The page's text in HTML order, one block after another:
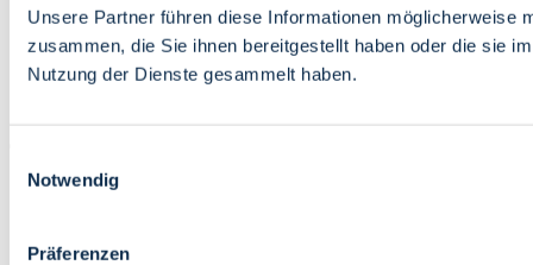
Unsere Partner führen diese Informationen möglicherweise
zusammen, die Sie ihnen bereitgestellt haben oder die sie
Nutzung der Dienste gesammelt haben.
Notwendig
Präferenzen
State of Bremen
Gov Service
City Map